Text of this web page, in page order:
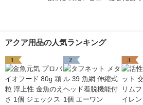
アクア用品の人気ランキング
1 2 3